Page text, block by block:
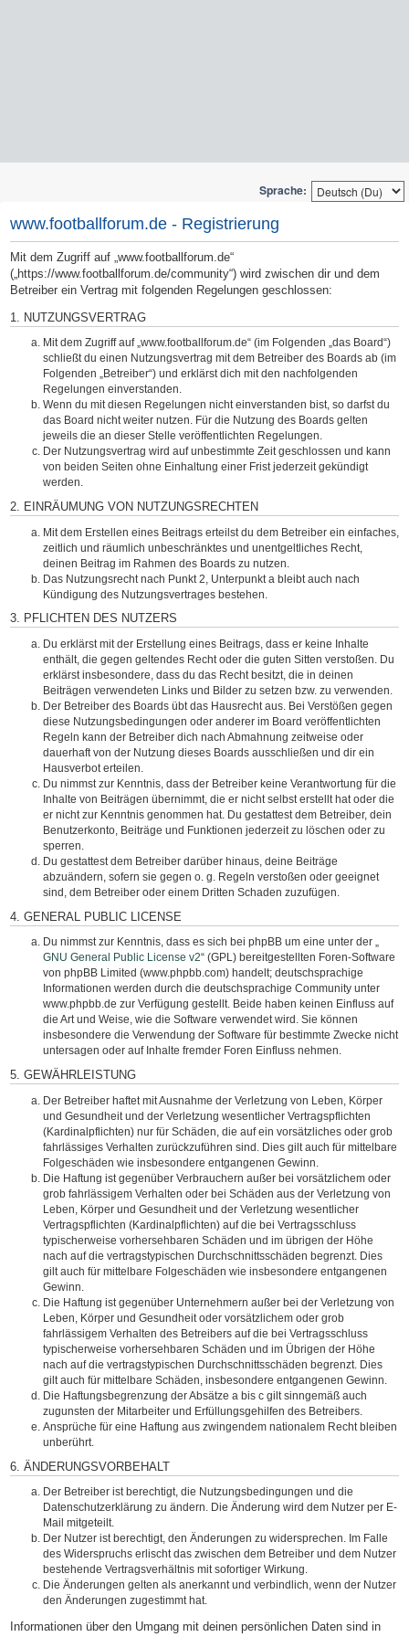
Sprache:
www.footballforum.de - Registrierung
Mit dem Zugriff auf „www.footballforum.de“
(„https://www.footballforum.de/community“) wird zwischen dir und dem
Betreiber ein Vertrag mit folgenden Regelungen geschlossen:
1. NUTZUNGSVERTRAG
Mit dem Zugriff auf „www.footballforum.de“ (im Folgenden „das Board“)
schließt du einen Nutzungsvertrag mit dem Betreiber des Boards ab (im
Folgenden „Betreiber“) und erklärst dich mit den nachfolgenden
Regelungen einverstanden.
Wenn du mit diesen Regelungen nicht einverstanden bist, so darfst du
das Board nicht weiter nutzen. Für die Nutzung des Boards gelten
jeweils die an dieser Stelle veröffentlichten Regelungen.
Der Nutzungsvertrag wird auf unbestimmte Zeit geschlossen und kann
von beiden Seiten ohne Einhaltung einer Frist jederzeit gekündigt
werden.
2. EINRÄUMUNG VON NUTZUNGSRECHTEN
Mit dem Erstellen eines Beitrags erteilst du dem Betreiber ein einfaches,
zeitlich und räumlich unbeschränktes und unentgeltliches Recht,
deinen Beitrag im Rahmen des Boards zu nutzen.
Das Nutzungsrecht nach Punkt 2, Unterpunkt a bleibt auch nach
Kündigung des Nutzungsvertrages bestehen.
3. PFLICHTEN DES NUTZERS
Du erklärst mit der Erstellung eines Beitrags, dass er keine Inhalte
enthält, die gegen geltendes Recht oder die guten Sitten verstoßen. Du
erklärst insbesondere, dass du das Recht besitzt, die in deinen
Beiträgen verwendeten Links und Bilder zu setzen bzw. zu verwenden.
Der Betreiber des Boards übt das Hausrecht aus. Bei Verstößen gegen
diese Nutzungsbedingungen oder anderer im Board veröffentlichten
Regeln kann der Betreiber dich nach Abmahnung zeitweise oder
dauerhaft von der Nutzung dieses Boards ausschließen und dir ein
Hausverbot erteilen.
Du nimmst zur Kenntnis, dass der Betreiber keine Verantwortung für die
Inhalte von Beiträgen übernimmt, die er nicht selbst erstellt hat oder die
er nicht zur Kenntnis genommen hat. Du gestattest dem Betreiber, dein
Benutzerkonto, Beiträge und Funktionen jederzeit zu löschen oder zu
sperren.
Du gestattest dem Betreiber darüber hinaus, deine Beiträge
abzuändern, sofern sie gegen o. g. Regeln verstoßen oder geeignet
sind, dem Betreiber oder einem Dritten Schaden zuzufügen.
4. GENERAL PUBLIC LICENSE
Du nimmst zur Kenntnis, dass es sich bei phpBB um eine unter der „
GNU General Public License v2“ (GPL) bereitgestellten Foren-Software
von phpBB Limited (www.phpbb.com) handelt; deutschsprachige
Informationen werden durch die deutschsprachige Community unter
www.phpbb.de zur Verfügung gestellt. Beide haben keinen Einfluss auf
die Art und Weise, wie die Software verwendet wird. Sie können
insbesondere die Verwendung der Software für bestimmte Zwecke nicht
untersagen oder auf Inhalte fremder Foren Einfluss nehmen.
5. GEWÄHRLEISTUNG
Der Betreiber haftet mit Ausnahme der Verletzung von Leben, Körper
und Gesundheit und der Verletzung wesentlicher Vertragspflichten
(Kardinalpflichten) nur für Schäden, die auf ein vorsätzliches oder grob
fahrlässiges Verhalten zurückzuführen sind. Dies gilt auch für mittelbare
Folgeschäden wie insbesondere entgangenen Gewinn.
Die Haftung ist gegenüber Verbrauchern außer bei vorsätzlichem oder
grob fahrlässigem Verhalten oder bei Schäden aus der Verletzung von
Leben, Körper und Gesundheit und der Verletzung wesentlicher
Vertragspflichten (Kardinalpflichten) auf die bei Vertragsschluss
typischerweise vorhersehbaren Schäden und im übrigen der Höhe
nach auf die vertragstypischen Durchschnittsschäden begrenzt. Dies
gilt auch für mittelbare Folgeschäden wie insbesondere entgangenen
Gewinn.
Die Haftung ist gegenüber Unternehmern außer bei der Verletzung von
Leben, Körper und Gesundheit oder vorsätzlichem oder grob
fahrlässigem Verhalten des Betreibers auf die bei Vertragsschluss
typischerweise vorhersehbaren Schäden und im Übrigen der Höhe
nach auf die vertragstypischen Durchschnittsschäden begrenzt. Dies
gilt auch für mittelbare Schäden, insbesondere entgangenen Gewinn.
Die Haftungsbegrenzung der Absätze a bis c gilt sinngemäß auch
zugunsten der Mitarbeiter und Erfüllungsgehilfen des Betreibers.
Ansprüche für eine Haftung aus zwingendem nationalem Recht bleiben
unberührt.
6. ÄNDERUNGSVORBEHALT
Der Betreiber ist berechtigt, die Nutzungsbedingungen und die
Datenschutzerklärung zu ändern. Die Änderung wird dem Nutzer per E-
Mail mitgeteilt.
Der Nutzer ist berechtigt, den Änderungen zu widersprechen. Im Falle
des Widerspruchs erlischt das zwischen dem Betreiber und dem Nutzer
bestehende Vertragsverhältnis mit sofortiger Wirkung.
Die Änderungen gelten als anerkannt und verbindlich, wenn der Nutzer
den Änderungen zugestimmt hat.
Informationen über den Umgang mit deinen persönlichen Daten sind in